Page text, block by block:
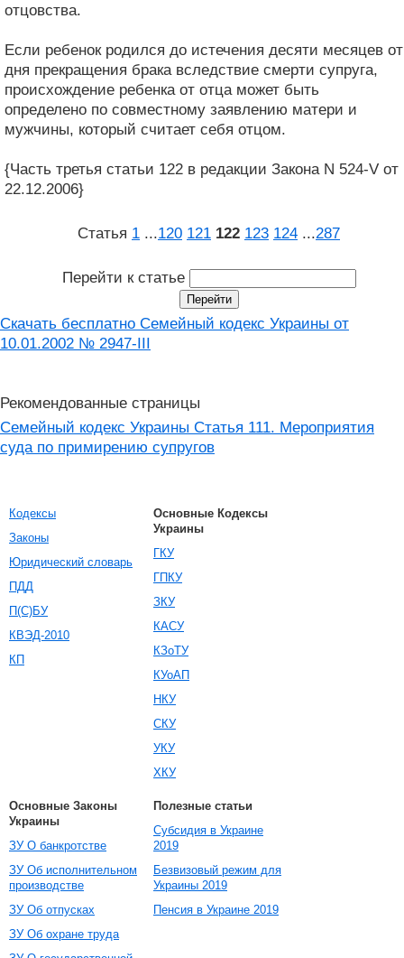
отцовства.
Если ребенок родился до истечения десяти месяцев от
дня прекращения брака вследствие смерти супруга,
происхождение ребенка от отца может быть
определено по совместному заявлению матери и
мужчины, который считает себя отцом.
{Часть третья статьи 122 в редакции Закона N 524-V от
22.12.2006}
Статья 1 ...120 121 122 123 124 ...287
Перейти к статье
Скачать бесплатно Семейный кодекс Украины от
10.01.2002 № 2947-III
Рекомендованные страницы
Семейный кодекс Украины Статья 111. Мероприятия
суда по примирению супругов
Кодексы
Законы
Юридический словарь
ПДД
П(С)БУ
КВЭД-2010
КП
Основные Кодексы
Украины
ГКУ
ГПКУ
ЗКУ
КАСУ
КЗоТУ
КУоАП
НКУ
СКУ
УКУ
ХКУ
Основные Законы
Украины
ЗУ О банкротстве
ЗУ Об исполнительном
производстве
ЗУ Об отпусках
ЗУ Об охране труда
Полезные статьи
Субсидия в Украине
2019
Безвизовый режим для
Украины 2019
Пенсия в Украине 2019